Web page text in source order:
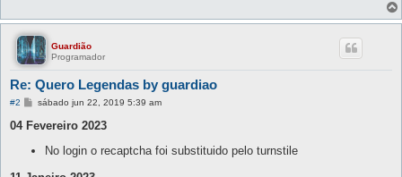
Guardião
Programador
Re: Quero Legendas by guardiao
#2
M
n
g
sábado jun 22, 2019 5:39 am
04 Fevereiro 2023
No login o recaptcha foi substituido pelo turnstile